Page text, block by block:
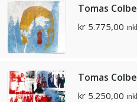
Tomas
kr 5.775,00
Tomas
kr 5.250,00